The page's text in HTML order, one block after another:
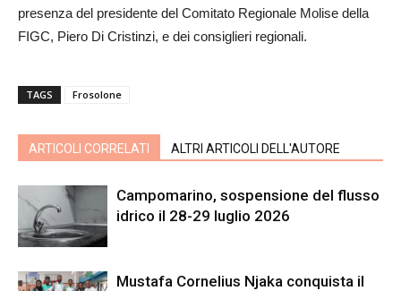
presenza del presidente del Comitato Regionale Molise della
FIGC, Piero Di Cristinzi, e dei consiglieri regionali.
TAGS Frosolone
ARTICOLI CORRELATI ALTRI ARTICOLI DELL'AUTORE
Campomarino, sospensione del flusso
idrico il 28-29 luglio 2026
Mustafa Cornelius Njaka conquista il